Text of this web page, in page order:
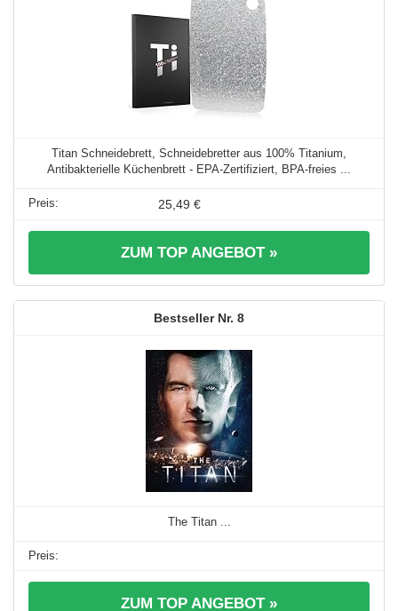
Titan Schneidebrett, Schneidebretter aus 100% Titanium,
Antibakterielle Küchenbrett - EPA-Zertifiziert, BPA-freies ...
25,49 €
ZUM TOP ANGEBOT »
8
The Titan ...
ZUM TOP ANGEBOT »